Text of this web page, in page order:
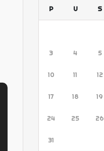
P U S
3 4 5
10 11 12
17 18 19
24 25 26
31